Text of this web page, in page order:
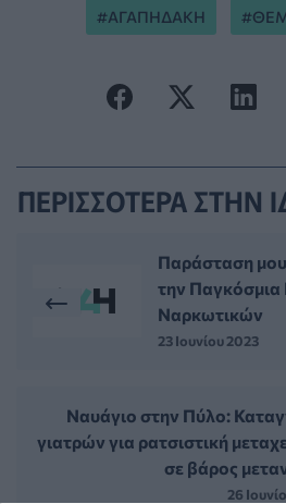
ΑΓΑΠΗΔΑΚΗ
ΠΕΡΙΣΣΟΤΕΡΑ ΣΤΗΝ
Παράσταση
την
Ναρκωτικών
23 Ιουνίου 2023
Ναυάγιο στην Πύλο:
γιατρών για ρατσιστική
σε βάρος
26